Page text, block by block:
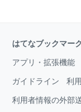
はてなブックマーク
アプリ・拡張機能
ガイドライン 利
利用者情報の外部